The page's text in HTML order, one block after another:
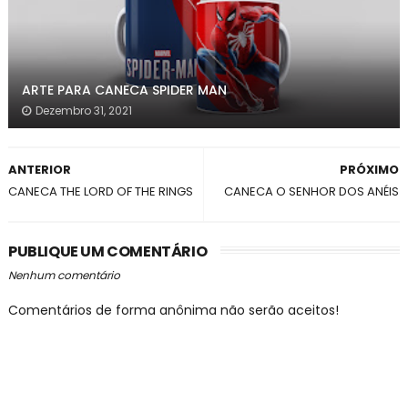
ARTE PARA CANECA SPIDER MAN
Dezembro 31, 2021
PRÓXIMO
CANECA O SENHOR DOS ANÉIS
ANTERIOR
CANECA THE LORD OF THE RINGS
PUBLIQUE UM COMENTÁRIO
Nenhum comentário
Comentários de forma anônima não serão aceitos!